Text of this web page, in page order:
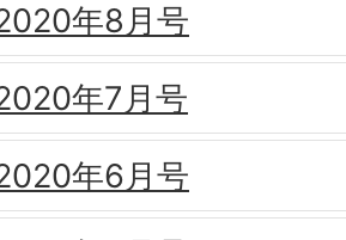
年8月号
年7月号
年6月号